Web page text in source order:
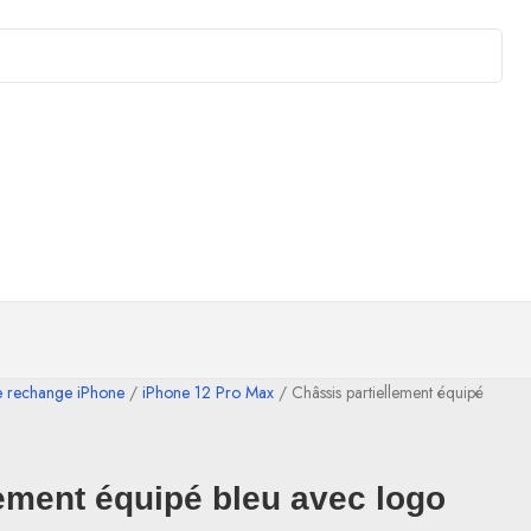
rechange iPhone iPhone 12 Pro Max Châssis partiellement équipé
équipé bleu avec logo